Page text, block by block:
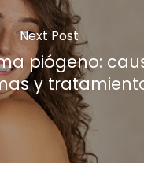
Next Post
piógeno:
y